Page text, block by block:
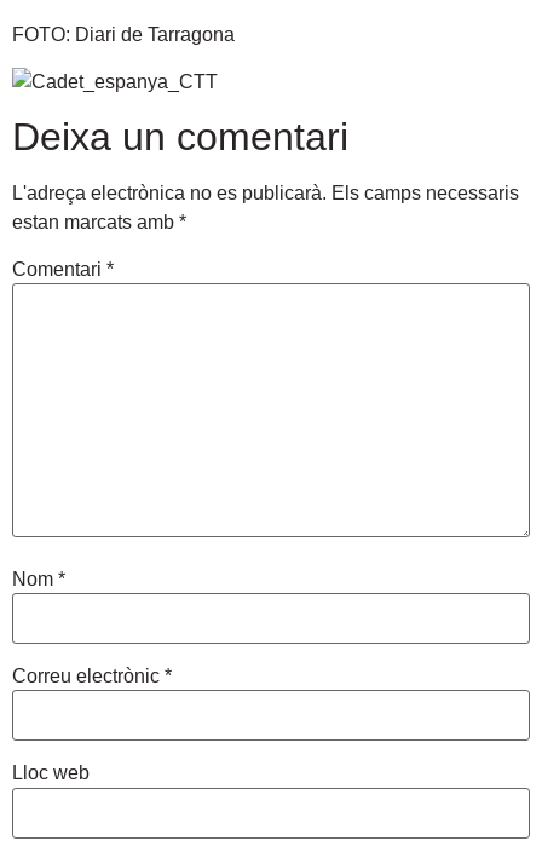
FOTO: Diari de Tarragona
Deixa un comentari
L'adreça electrònica no es publicarà. Els camps necessaris
estan marcats amb *
Comentari *
Nom *
Correu electrònic *
Lloc web